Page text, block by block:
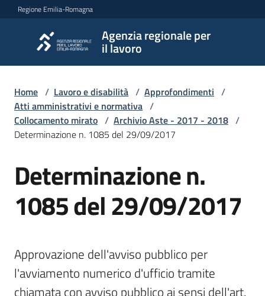
Vai al contenuto
Vai alla navigazione
Vai al footer
Regione Emilia-Romagna
Agenzia regionale per
il lavoro
Agenzia
regionale
per il
lavoro
L'Agenzia
Novità
I
centri
Home / Lavoro e disabilità / Approfondimenti /
Atti amministrativi e normativa /
Collocamento mirato / Archivio Aste - 2017 - 2018 /
Determinazione n. 1085 del 29/09/2017
Determinazione n.
1085 del 29/09/2017
Approvazione dell'avviso pubblico per
l'avviamento numerico d'ufficio tramite
chiamata con avviso pubblico ai sensi dell'art.